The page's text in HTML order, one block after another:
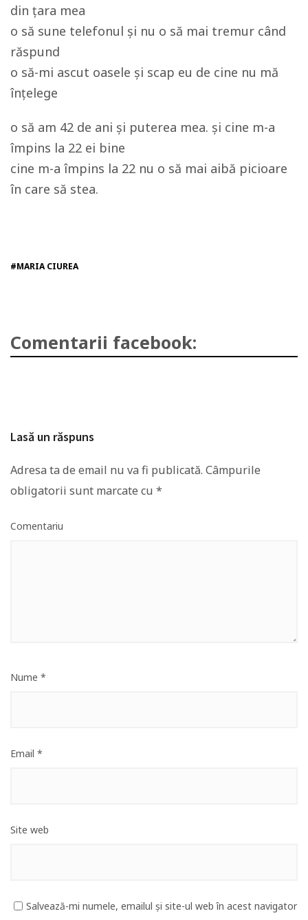
din țara mea
o să sune telefonul și nu o să mai tremur când
răspund
o să-mi ascut oasele și scap eu de cine nu mă
înțelege
o să am 42 de ani și puterea mea. și cine m-a
împins la 22 ei bine
cine m-a împins la 22 nu o să mai aibă picioare
în care să stea.
#MARIA CIUREA
Comentarii facebook:
Lasă un răspuns
Adresa ta de email nu va fi publicată. Câmpurile
obligatorii sunt marcate cu *
Comentariu
Nume *
Email *
Site web
Salvează-mi numele, emailul și site-ul web în acest navigator